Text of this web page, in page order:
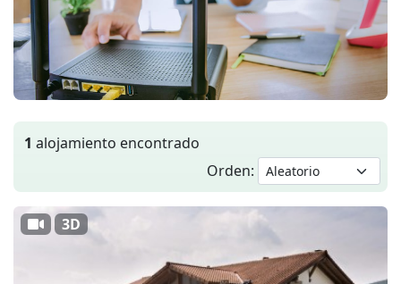
1 alojamiento encontrado
Orden:
3D